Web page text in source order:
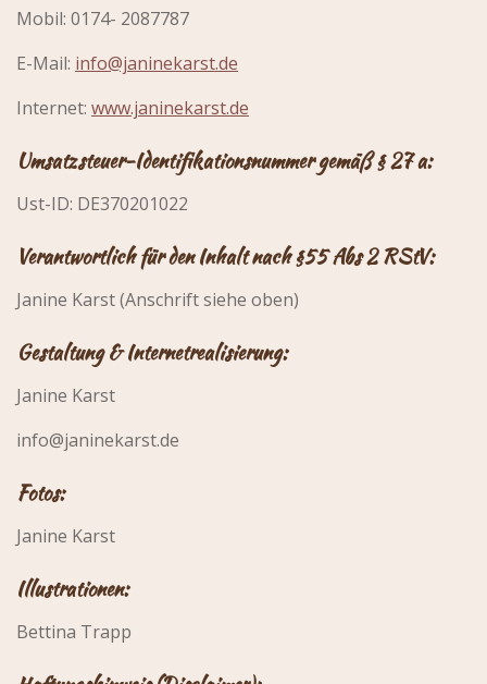
Mobil: 0174- 2087787
E-Mail: info@janinekarst.de
Internet: www.janinekarst.de
Umsatzsteuer-Identifikationsnummer gemäß § 27 a:
Ust-ID: DE370201022
Verantwortlich für den Inhalt nach §55 Abs 2 RStV:
Janine Karst (Anschrift siehe oben)
Gestaltung & Internetrealisierung:
Janine Karst
info@janinekarst.de
Fotos:
Janine Karst
Illustrationen:
Bettina Trapp